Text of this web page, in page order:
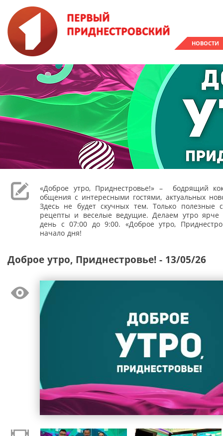
НОВОСТИ
«Доброе утро, Приднестровье!» – бодрящий
общения с интересными гостями, актуальных
Здесь не будет скучных тем. Только полезные
рецепты и веселые ведущие. Делаем утро ярче
день с 07:00 до 9:00. «Доброе утро,
начало дня!
Доброе утро, Приднестровье! - 13/05/26